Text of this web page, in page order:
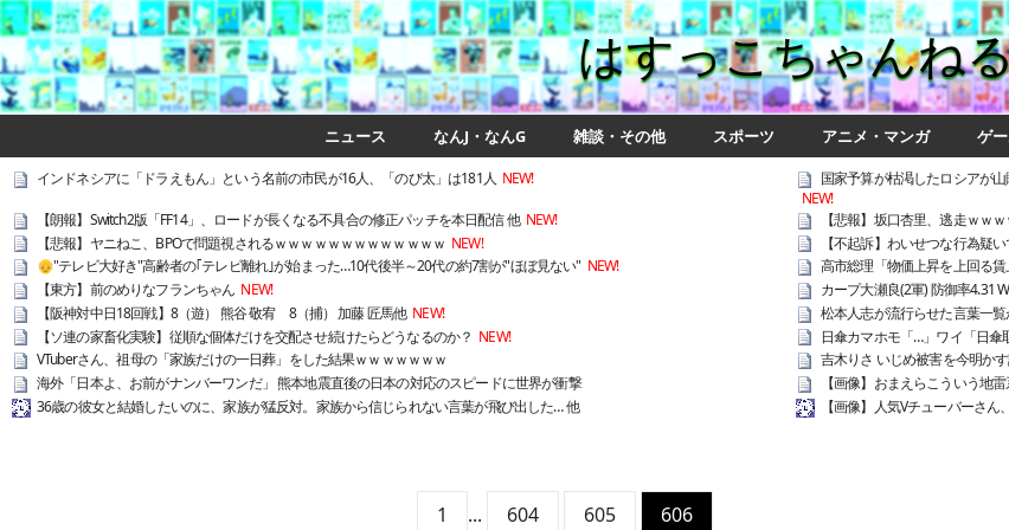
はすっこちゃんね
ニュース なんJ・なんG 雑談・その他 スポーツ アニメ・マンガ ゲ
インドネシアに「ドラえもん」という名前の市民が16人、「のび太」は181人 NEW!
国家予算が枯渇したロシアが
NEW!
【朗報】Switch2版「FF14」、ロードが長くなる不具合の修正パッチを本日配信 他 NEW! 【悲報】坂口杏里、逃走ｗｗ
【悲報】ヤニねこ、BPOで問題視されるｗｗｗｗｗｗｗｗｗｗｗｗｗ NEW! 【不起訴】わいせつな行為
👴"テレビ大好き"高齢者の｢テレビ離れ｣が始まった…10代後半～20代の約7割が"ほぼ見ない" NEW! 高市総理「物価上昇を上回る
【東方】前のめりなフランちゃん NEW! カープ大瀬良(2軍) 防御率4.31
【阪神対中日18回戦】8（遊） 熊谷 敬宥 8（捕） 加藤 匠馬他 NEW! 松本人志が流行らせた言葉一
【ソ連の家畜化実験】従順な個体だけを交配させ続けたらどうなるのか？ NEW! 日傘カマホモ「…」ワイ「日傘
VTuberさん、祖母の「家族だけの一日葬」をした結果ｗｗｗｗｗｗｗ
吉木りさ いじめ被害を今明か
海外「日本よ、お前がナンバーワンだ」 熊本地震直後の日本の対応のスピードに世界が衝撃
【画像】おまえらこういう地
36歳の彼女と結婚したいのに、家族が猛反対。家族から信じられない言葉が飛び出した… 他
【画像】人気Vチューバーさ
1 ... 604 605
606